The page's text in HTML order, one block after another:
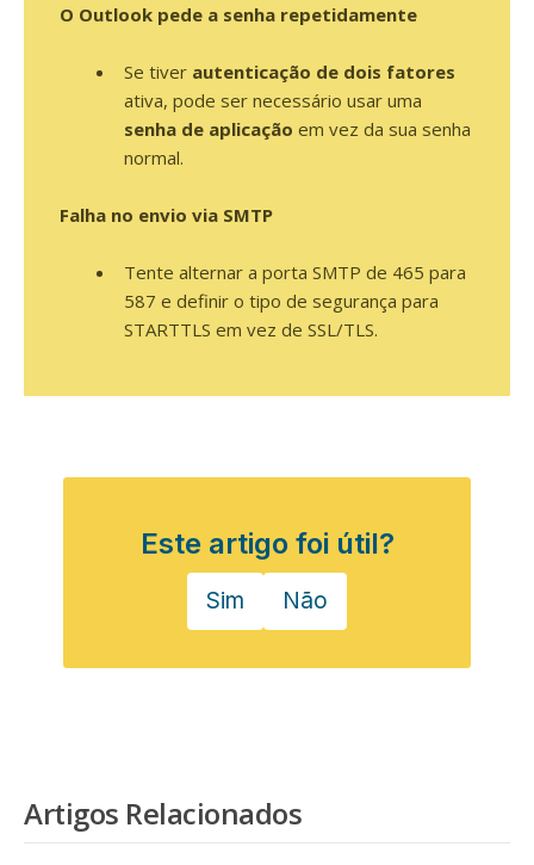
O Outlook pede a senha repetidamente
Se tiver autenticação de dois fatores
ativa, pode ser necessário usar uma
senha de aplicação em vez da sua senha
normal.
Falha no envio via SMTP
Tente alternar a porta SMTP de 465 para
587 e definir o tipo de segurança para
STARTTLS em vez de SSL/TLS.
Este artigo foi útil?
Sim Não
Artigos Relacionados